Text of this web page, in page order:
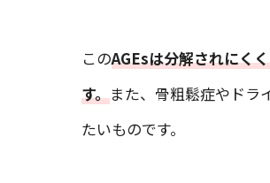
このAGEsは分解されにく
す。また、骨粗鬆症やドラ
たいものです。